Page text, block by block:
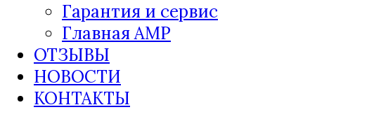
Гарантия и сервис
Главная AMP
ОТЗЫВЫ
НОВОСТИ
КОНТАКТЫ